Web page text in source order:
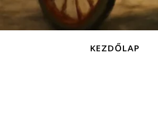
KEZDŐLAP